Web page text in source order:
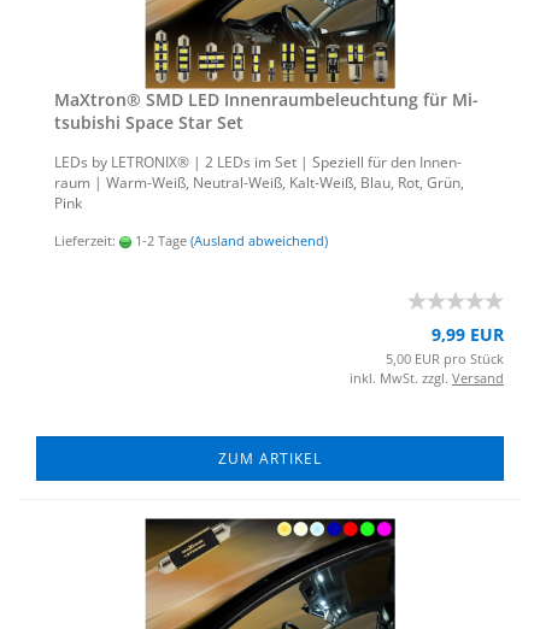
MaX­tron® SMD LED In­nen­raum­be­leuch­tung für Mi­
tsu­bi­shi Space Star Set
LEDs by LE­TRO­NIX® | 2 LEDs im Set | Spe­zi­ell für den In­nen­
raum | Warm-​Weiß, Neutral-​Weiß, Kalt-​Weiß, Blau, Rot, Grün,
Pink
Lieferzeit: 1-2 Tage (Ausland abweichend)
9,99 EUR
5,00 EUR pro Stück
inkl. MwSt. zzgl. Versand
ZUM ARTIKEL